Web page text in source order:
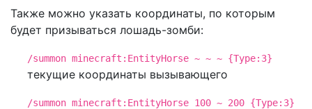
Также можно указать координаты, по которым
будет призываться лошадь-зомби:
/summon minecraft:EntityHorse ~ ~ ~ {Type:3}
текущие координаты вызывающего
/summon minecraft:EntityHorse 100 ~ 200 {Type:3}